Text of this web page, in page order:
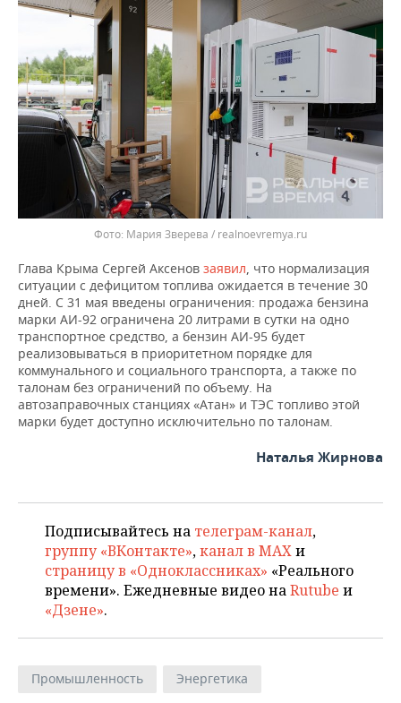
Мария Зверева / realnoevremya.ru
Глава Крыма Сергей Аксенов заявил, что нормализация
ситуации с дефицитом топлива ожидается в течение 30
дней. С 31 мая введены ограничения: продажа бензина
марки АИ-92 ограничена 20 литрами в сутки на одно
транспортное средство, а бензин АИ-95 будет
реализовываться в приоритетном порядке для
коммунального и социального транспорта, а также по
талонам без ограничений по объему. На
автозаправочных станциях «Атан» и ТЭС топливо этой
марки будет доступно исключительно по талонам.
Наталья Жирнова
Подписывайтесь на телеграм-канал,
группу «ВКонтакте»,канал в MAXи
страницу в «Одноклассниках» «Реального
времени». Ежедневные видео наRutube и
«Дзене».
Промышленность Энергетика